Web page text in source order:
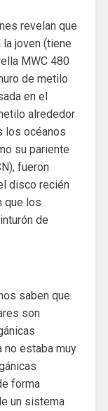
revelan que
joven (tiene
MWC 480
de metilo
en el
alrededor
los océanos
su pariente
fueron
disco recién
que los
de
saben que
son
no estaba muy
forma
un sistema